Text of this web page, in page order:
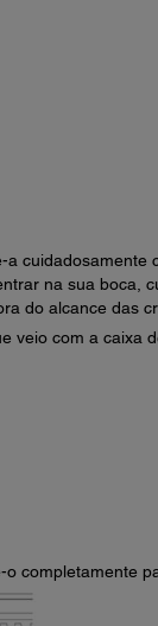
cuidadosamente
na sua boca,
do alcance das
veio com a caixa
completamente